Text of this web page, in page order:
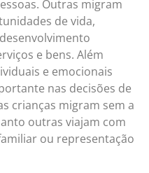
Outras migram
de vida,
e bens. Além
e emocionais
nas decisões de
crianças migram sem a
outras viajam com
ou representação